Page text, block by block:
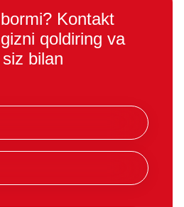
Kontakt
qoldiring va
bilan